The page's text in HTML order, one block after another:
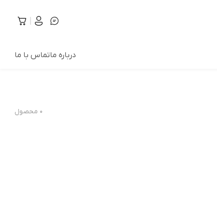
درباره ماتماس با ما
۰ محصول